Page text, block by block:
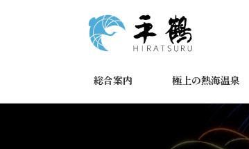
ス
ン
総合案内 極上の熱海温泉